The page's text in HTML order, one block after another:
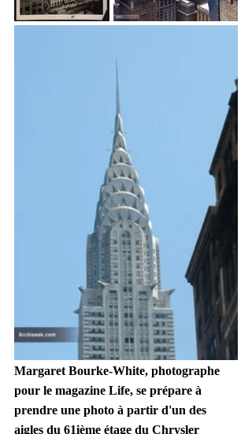
Margaret Bourke-White, photographe
pour le magazine Life, se prépare à
prendre une photo à partir d'un des
aigles du 61ième étage du Chrysler